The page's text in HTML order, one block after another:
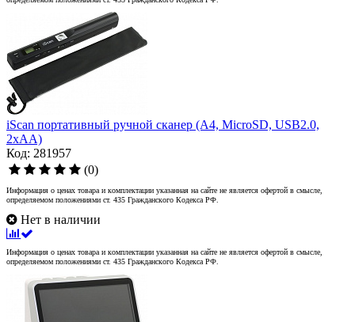
iScan портативный ручной сканер (A4, MicroSD, USB2.0,
2xAA)
Код: 281957
(0)
Информация о ценах товара и комплектации указанная на сайте не является офертой в смысле,
определяемом положениями ст. 435 Гражданского Кодекса РФ.
Нет в наличии
Информация о ценах товара и комплектации указанная на сайте не является офертой в смысле,
определяемом положениями ст. 435 Гражданского Кодекса РФ.